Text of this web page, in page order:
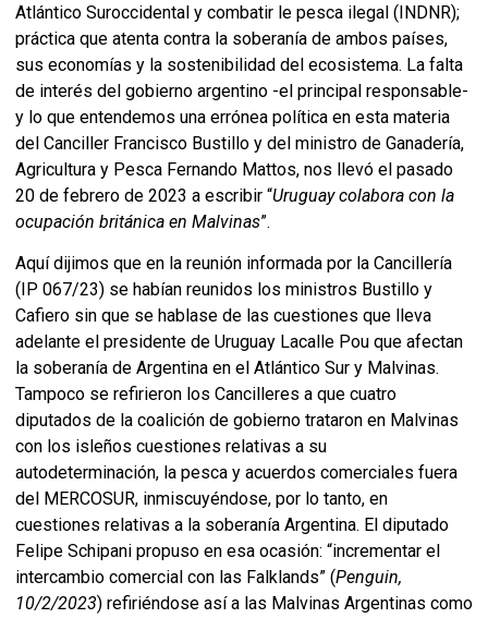
Atlántico Suroccidental y combatir le pesca ilegal (INDNR);
práctica que atenta contra la soberanía de ambos países,
sus economías y la sostenibilidad del ecosistema. La falta
de interés del gobierno argentino -el principal responsable-
y lo que entendemos una errónea política en esta materia
del Canciller Francisco Bustillo y del ministro de Ganadería,
Agricultura y Pesca Fernando Mattos, nos llevó el pasado
20 de febrero de 2023 a escribir “Uruguay colabora con la
ocupación británica en Malvinas”.
Aquí dijimos que en la reunión informada por la Cancillería
(IP 067/23) se habían reunidos los ministros Bustillo y
Cafiero sin que se hablase de las cuestiones que lleva
adelante el presidente de Uruguay Lacalle Pou que afectan
la soberanía de Argentina en el Atlántico Sur y Malvinas.
Tampoco se refirieron los Cancilleres a que cuatro
diputados de la coalición de gobierno trataron en Malvinas
con los isleños cuestiones relativas a su
autodeterminación, la pesca y acuerdos comerciales fuera
del MERCOSUR, inmiscuyéndose, por lo tanto, en
cuestiones relativas a la soberanía Argentina. El diputado
Felipe Schipani propuso en esa ocasión: “incrementar el
intercambio comercial con las Falklands” (Penguin,
10/2/2023) refiriéndose así a las Malvinas Argentinas como